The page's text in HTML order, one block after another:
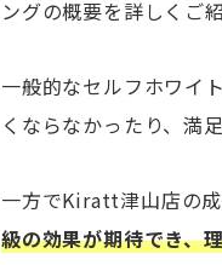
ングの概要を詳しくご
一般的なセルフホワイ
くならなかったり、満
一方でKiratt津山店の成
級の効果が期待でき、